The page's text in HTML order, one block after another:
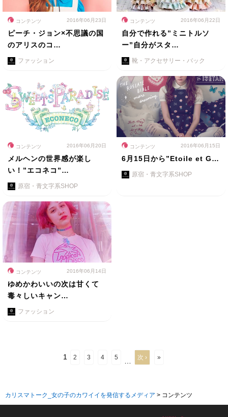
コンテンツ 2016年06月23日
ピーチ・ジョン×不思議の国
のアリスのコ…
ファッション
コンテンツ 2016年06月22日
自分で作れる”ミニトルソ
ー”自分がスタ…
靴・アクセサリー・バック
コンテンツ 2016年06月20日
メルヘンの世界感が楽し
い！”エコネコ”…
原宿・青文字系SHOP
コンテンツ 2016年06月15日
6月15日から”Etoile et G…
原宿・青文字系SHOP
コンテンツ 2016年06月14日
ゆめかわいいの次は甘くて
毒々しいキャン…
ファッション
1 2 3 4 5 次 › »
カリスマトーク_女の子のカワイイを発信するメディア > コンテンツ